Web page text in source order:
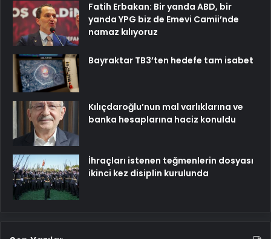
Fatih Erbakan: Bir yanda ABD, bir
yanda YPG biz de Emevi Camii’nde
namaz kılıyoruz
Bayraktar TB3’ten hedefe tam isabet
Kılıçdaroğlu’nun mal varlıklarına ve
banka hesaplarına haciz konuldu
İhraçları istenen teğmenlerin dosyası
ikinci kez disiplin kurulunda